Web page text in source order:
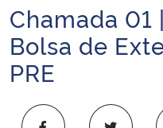
Ministério da Infraestrutura
Ministério da Agricultura, Pecuária
Ministério da Educação
Início do conteúdo
Chamada
Bolsa de
PRE